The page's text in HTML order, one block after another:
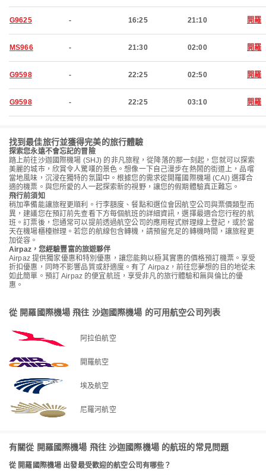
G9625 - 16:25 21:10 開羅
MS966 - 21:30 02:00 開羅
G9598 - 22:25 02:50 開羅
G9598 - 22:25 03:10 開羅
找到最佳旅行並獲得完美的旅行體驗
探索您永遠不會忘記的冒險
踏上前往沙迦國際機場 (SHJ) 的非凡旅程，從降落的那一刻起，您就可以探索
美麗的城市，欣賞令人驚嘆的景色。想像一下自己漫步在熱鬧的街道上，品嚐
當地風味，沉浸在獨特的氛圍中。根據您的需求從開羅國際機場 (CAI) 選擇合
適的機票。與您所愛的人一起探索新的視野，讓您的假期體驗真正難忘。
飛行前須知
稍加準備能讓旅程更順利。行李額度、餐點和選位會因航空公司與票價類型而
異，建議您在預訂前先查看下方每個航班的詳細資訊，選擇最適合您行程的航
班。訂票後，您通常可以提前透過航空公司的應用程式辦理線上登記，或於當
天在機場櫃檯辦理。若您的航線包含轉機，請預留充足的轉機時間，讓旅程更
加從容。
Airpaz，您經驗豐富的旅遊夥伴
Airpaz 提供獨家優惠和特別優惠，讓您能夠以極其實惠的價格預訂機票。享受
折扣優惠，同時不影響品質或舒適度。有了 Airpaz，前往您夢想的目的地從未
如此簡單。預訂 Airpaz 的便宜航班，享受非凡的旅行體驗和無與倫比的優
惠。
從 開羅國際機場 飛往 沙迦國際機場 的可用航空公司列表
阿拉伯航空
開羅航空
埃及航空
尼羅河航空
有關從 開羅國際機場 飛往 沙迦國際機場 的航班的常見問題
從 開羅國際機場 出發最受歡迎的航空公司有哪些？